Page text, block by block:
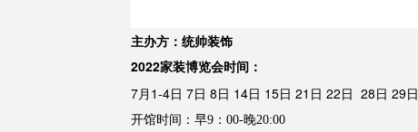
主办方：统帅装饰
2022家装博览会时间 ：
7月1-4日 7日 8日 14日 15日 21日 22日 28日 29日
开馆时间：早9：00-晚20:00